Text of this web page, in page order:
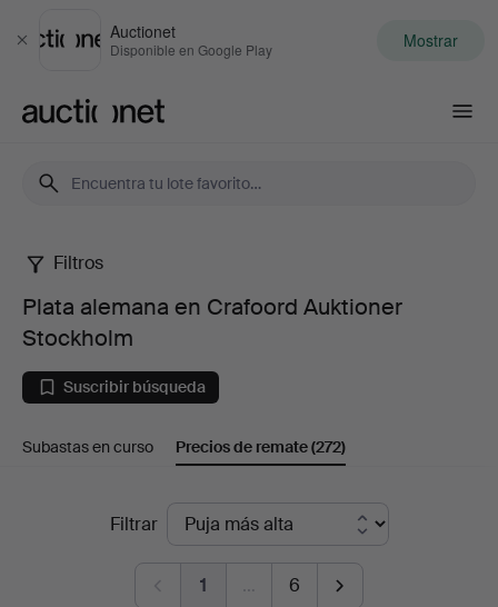
Cerrar
Auctionet
Disponible en Google Play Mostrar
Plata
alemana
en
Crafoord
Stockholm
Filtros
Plata alemana en Crafoord Auktioner
Stockholm
Suscribir búsqueda
Subastas en curso Precios de remate(272)
Filtrar
1 … 6